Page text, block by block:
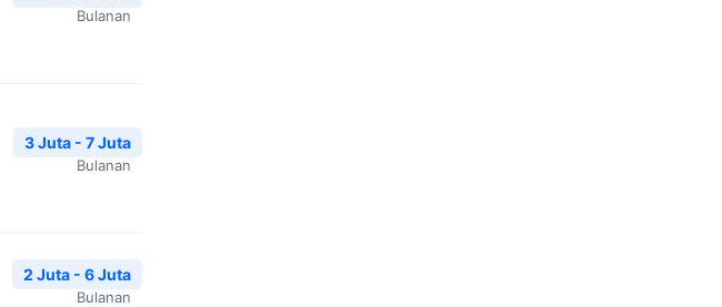
Bulanan
3 Juta - 7 Juta
Bulanan
2 Juta - 6 Juta
Bulanan